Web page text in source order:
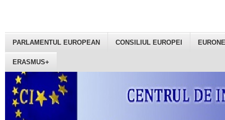
PARLAMENTUL EUROPEAN CONSILIUL EUROPEI
ERASMUS+